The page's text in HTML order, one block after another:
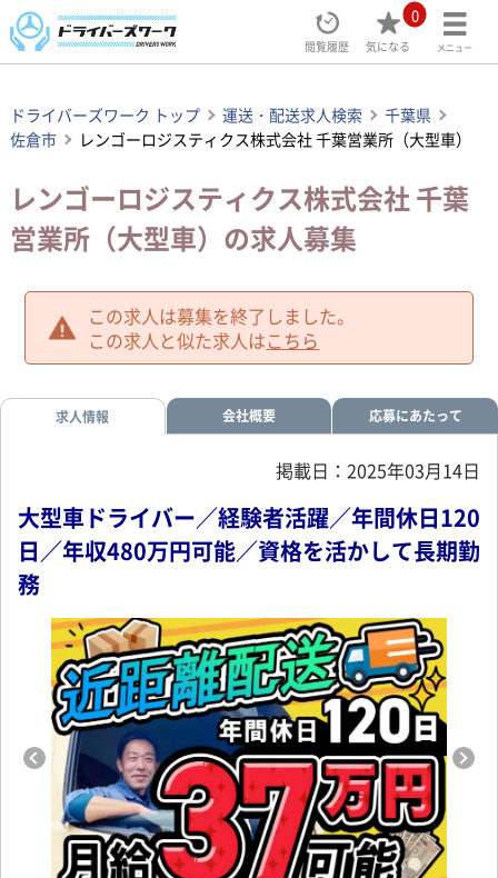
閲覧履歴
0
気になる メニュー
ドライバーズワーク トップ 運送・配送求人検索
千葉県
佐倉市
レンゴーロジスティクス株式会社 千葉営業所（大型車）
レンゴーロジスティクス株式会社 千葉
営業所（大型車）の求人募集
この求人は募集を終了しました。
この求人と似た求人はこちら
求人情報 会社概要 応募にあたって
掲載日：2025年03月14日
大型車ドライバー／経験者活躍／年間休日120
日／年収480万円可能／資格を活かして長期勤
務